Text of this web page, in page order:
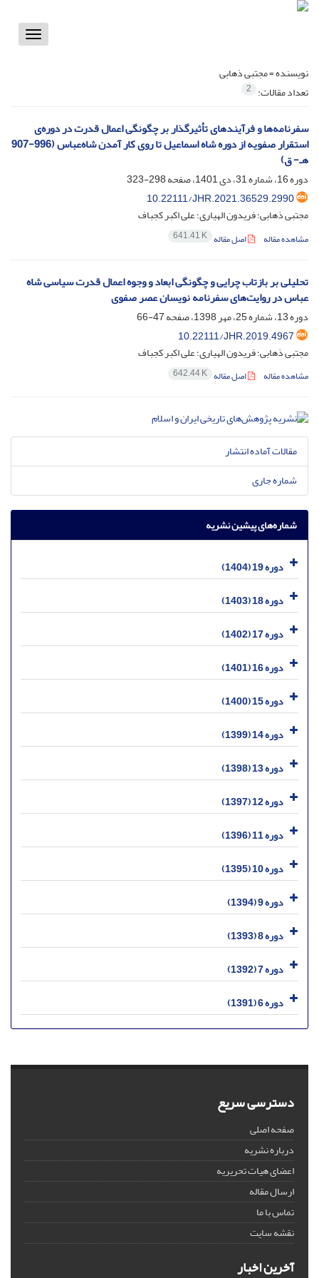
Toggle
نویسنده =مجتبی ذهابی
تعداد مقالات: 2
سفرنامه‌ها و فرآیندهای تأثیرگذار بر چگونگی اعمال قدرت در دوره‌ی
استقرار صفویه از دوره شاه اسماعیل تا روی کار آمدن شاه‌عباس (996-907
هـ- ق)
دوره 16، شماره 31، دی 1401، صفحه
298-323
10.22111/JHR.2021.36529.2990
مجتبی ذهابی؛ فریدون الهیاری؛ علی اکبر کجباف
مشاهده مقاله اصل مقاله 641.41 K
تحلیلی بر بازتاب چرایی و چگونگی ابعاد و وجوه اعمال قدرت سیاسی شاه
عباس در روایت‌های سفرنامه نویسان عصر صفوی
دوره 13، شماره 25، مهر 1398، صفحه
47-66
10.22111/JHR.2019.4967
مجتبی ذهابی؛ فریدون الهیاری؛ علی اکبر کجباف
مشاهده مقاله اصل مقاله 642.44 K
مقالات آماده انتشار
شماره جاری
شماره‌های پیشین نشریه
دوره 19 (1404)
دوره 18 (1403)
دوره 17 (1402)
دوره 16 (1401)
دوره 15 (1400)
دوره 14 (1399)
دوره 13 (1398)
دوره 12 (1397)
دوره 11 (1396)
دوره 10 (1395)
دوره 9 (1394)
دوره 8 (1393)
دوره 7 (1392)
دوره 6 (1391)
دسترسی سریع
صفحه اصلی
درباره نشریه
اعضای هیات تحریریه
ارسال مقاله
تماس با ما
نقشه سایت
آخرین اخبار